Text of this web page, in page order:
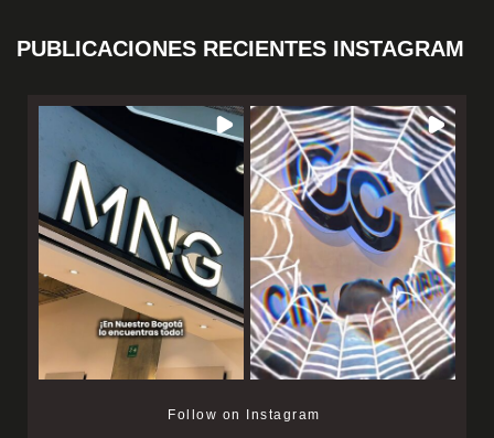
PUBLICACIONES RECIENTES INSTAGRAM
Follow on Instagram